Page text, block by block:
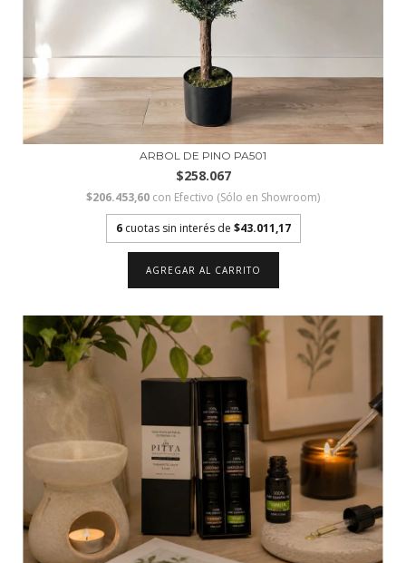
ARBOL DE PINO PA501
$258.067
$206.453,60 con Efectivo (Sólo en Showroom)
6 cuotas sin interés de $43.011,17